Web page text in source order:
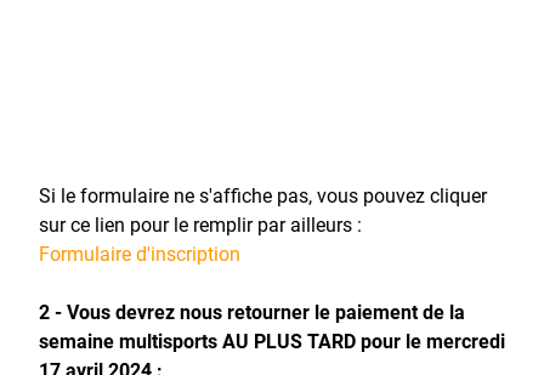
Si le formulaire ne s'affiche pas, vous pouvez cliquer
sur ce lien pour le remplir par ailleurs :
Formulaire d'inscription
2 - Vous devrez nous retourner le paiement de la
semaine multisports AU PLUS TARD pour le mercredi
17 avril 2024 :